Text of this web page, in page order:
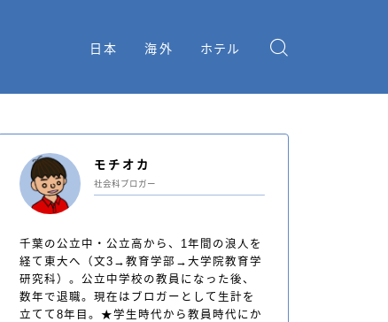
日本 海外 ホテル
モチオカ
社会科ブロガー
千葉の公立中・公立高から、1年間の浪人を
経て東大へ（文3→教育学部→大学院教育学
研究科）。公立中学校の教員になった後、
数年で退職。現在はブロガーとして生計を
立てて8年目。★学生時代から教員時代にか